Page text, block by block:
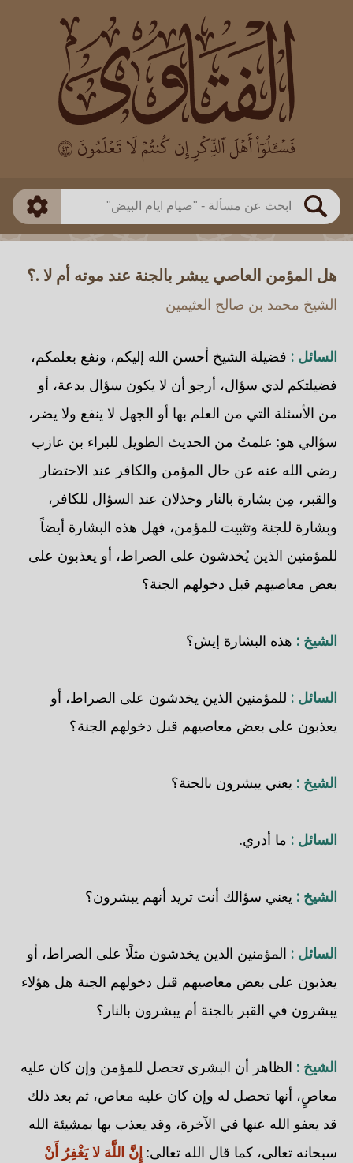
بحث
العالم
بن باز
بن العثيمين
اللجنة الدائمة
طريقة البحث
ذكي
هل المؤمن العاصي يبشر بالجنة عند موته أم لا .؟
الشيخ محمد بن صالح العثيمين
السائل : فضيلة الشيخ أحسن الله إليكم، ونفع بعلمكم،
فضيلتكم لدي سؤال، أرجو أن لا يكون سؤال بدعة، أو
من الأسئلة التي من العلم بها أو الجهل لا ينفع ولا يضر،
سؤالي هو: علمتُ من الحديث الطويل للبراء بن عازب
رضي الله عنه عن حال المؤمن والكافر عند الاحتضار
والقبر، مِن بشارة بالنار وخذلان عند السؤال للكافر،
وبشارة للجنة وتثبيت للمؤمن، فهل هذه البشارة أيضاً
للمؤمنين الذين يُخدشون على الصراط، أو يعذبون على
بعض معاصيهم قبل دخولهم الجنة؟
الشيخ : هذه البشارة إيش؟
السائل : للمؤمنين الذين يخدشون على الصراط، أو
يعذبون على بعض معاصيهم قبل دخولهم الجنة؟
الشيخ : يعني يبشرون بالجنة؟
السائل : ما أدري.
الشيخ : يعني سؤالك أنت تريد أنهم يبشرون؟
السائل : المؤمنين الذين يخدشون مثلًا على الصراط، أو
يعذبون على بعض معاصيهم قبل دخولهم الجنة هل هؤلاء
يبشرون في القبر بالجنة أم يبشرون بالنار؟
الشيخ : الظاهر أن البشرى تحصل للمؤمن وإن كان عليه
معاصٍ، أنها تحصل له وإن كان عليه معاص، ثم بعد ذلك
قد يعفو الله عنها في الآخرة، وقد يعذب بها بمشيئة الله
سبحانه تعالى، كما قال الله تعالى: إِنَّ اللَّهَ لا يَغْفِرُ أَنْ